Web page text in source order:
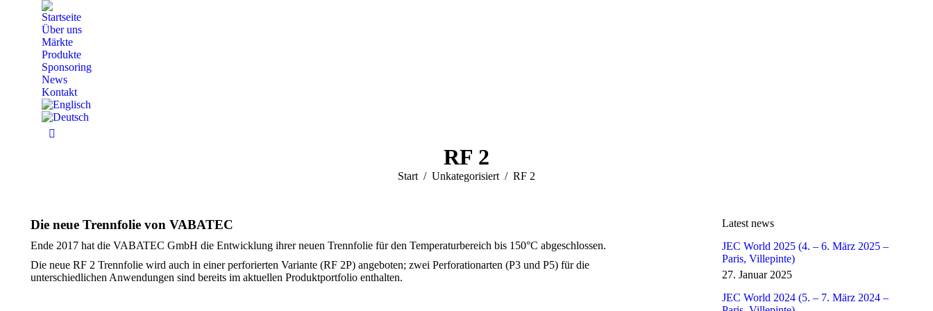
Startseite
Über uns
Märkte
Produkte
Sponsoring
News
Kontakt
Linkedin
RF 2
Sie befinden sich hier:
Start Unkategorisiert RF 2
Die neue Trennfolie von VABATEC
Ende 2017 hat die VABATEC GmbH die Entwicklung ihrer neuen Trennfolie für den Temperaturbereich bis 150°C abgeschlossen.
Die neue RF 2 Trennfolie wird auch in einer perforierten Variante (RF 2P) angeboten; zwei Perforationarten (P3 und P5) für die
unterschiedlichen Anwendungen sind bereits im aktuellen Produktportfolio enthalten.
Latest news
JEC World 2025 (4. – 6. März 2025 –
Paris, Villepinte)
27. Januar 2025
JEC World 2024 (5. – 7. März 2024 –